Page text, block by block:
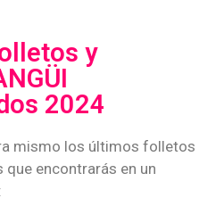
y
2024
mismo los últimos folletos
encontrarás en un